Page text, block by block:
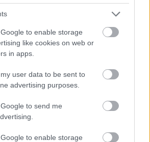
to enable storage
like cookies on web or
in apps.
user data to be sent to
advertising purposes.
to send me
to enable storage
lozi? Lūk, par kādām
sievām kļūst katrā
sievietes
Ziņot